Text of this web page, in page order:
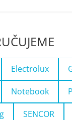
Electrolux
Notebook
SENCOR